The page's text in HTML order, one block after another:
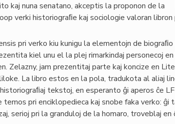
kaj nuna senatano, akceptis la proponon de la
verki historiograﬁe kaj sociologie valoran libron
pri verko kiu kunigu la elementojn de
kiel unu el la plej rimarkindaj personecoj
Zelazny, jam prezentitaj parte kaj koncize en
La libro estos en la pola, tradukota al aliaj
tekstoj, en esperanto ĝi aperos ĉe
temos pri enciklopedieca kaj snobe faka verko:
serioj pri la granduloj de la homaro, troveblaj en